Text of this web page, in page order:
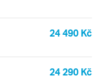
24 490 Kč
24 290 Kč